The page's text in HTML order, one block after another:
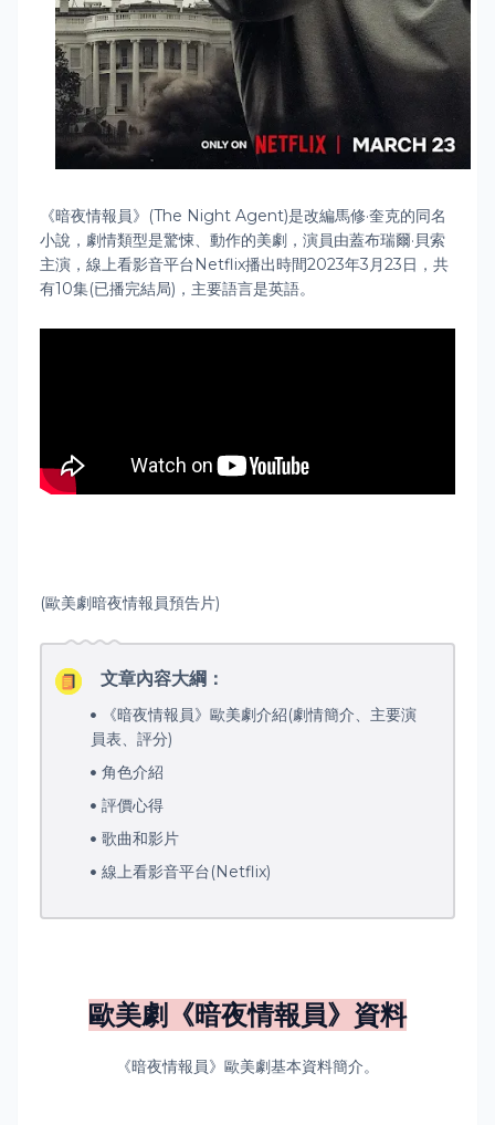
《暗夜情報員》(The Night Agent)是改編馬修·奎克的同名
小說，劇情類型是驚悚、動作的美劇，演員由蓋布瑞爾·貝索
主演，線上看影音平台Netflix播出時間2023年3月23日，共
有10集(已播完結局)，主要語言是英語。
(歐美劇暗夜情報員預告片)
文章內容大綱：
《暗夜情報員》歐美劇介紹(劇情簡介、主要演
員表、評分)
角色介紹
評價心得
歌曲和影片
線上看影音平台(Netflix)
歐美劇《暗夜情報員》資料
《暗夜情報員》歐美劇基本資料簡介。